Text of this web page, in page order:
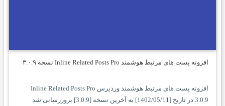
افزونه پست های مرتبط هوشمند Inline Related Posts Pro نسخه ۳.۰.۹
افزونه پست های مرتبط هوشمند وردپرس Inline Related Posts Pro
3.0.9 در تاریخ [1402/05/11] به آخرین نسخه [3.0.9] بروزرسانی شد